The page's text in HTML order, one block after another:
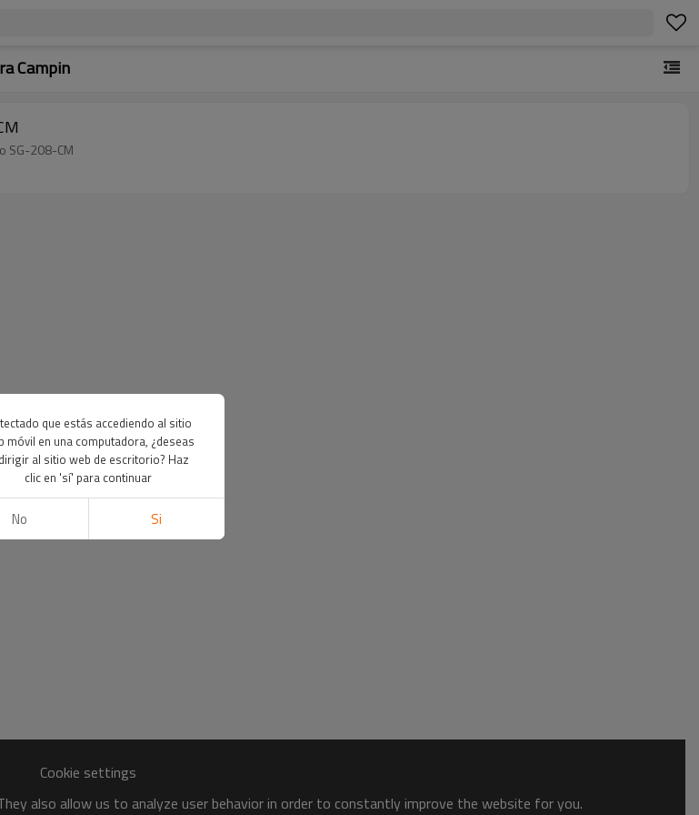
Campin
SG-208-CM
Cookie settings
also allow us to analyze user behavior in order to constantly improve the website for you.
que estás accediendo al sitio
móvil en una computadora, ¿deseas
al sitio web de escritorio? Haz
clic en 'sí' para continuar
No Si